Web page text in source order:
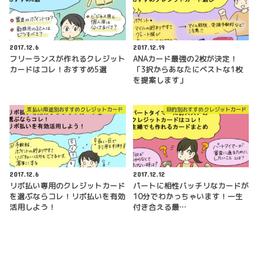
2017.12.6
フリーランスが作れるクレジット
カードはコレ！おすすめ5選
2017.12.19
ANAカード最強の2枚が決定！
「3択からあなたにベストな1枚
を提案します」
支払い用途別おすすめクレジットカード
2017.12.6
リボ払い専用のクレジットカード
を選ぶならコレ！リボ払いを有効
活用しよう！
目的別おすすめクレジットカード
2017.12.12
パートに相性バッチリなカードが
10分でわかっちゃいます！一生
付き合える最…